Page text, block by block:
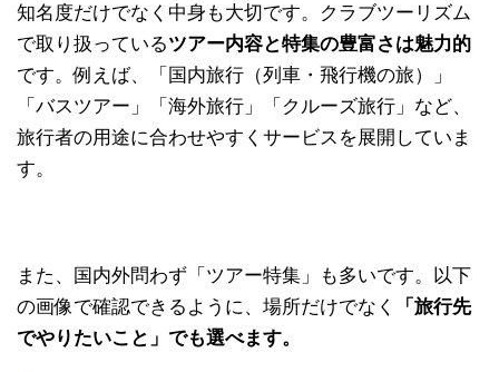
知名度だけでなく中身も大切です。クラブツーリズム
で取り扱っているツアー内容と特集の豊富さは魅力的
です。例えば、「国内旅行（列車・飛行機の旅）」
「バスツアー」「海外旅行」「クルーズ旅行」など、
旅行者の用途に合わせやすくサービスを展開していま
す。
また、国内外問わず「ツアー特集」も多いです。以下
の画像で確認できるように、場所だけでなく
「旅行先
でやりたいこと」でも選べます。